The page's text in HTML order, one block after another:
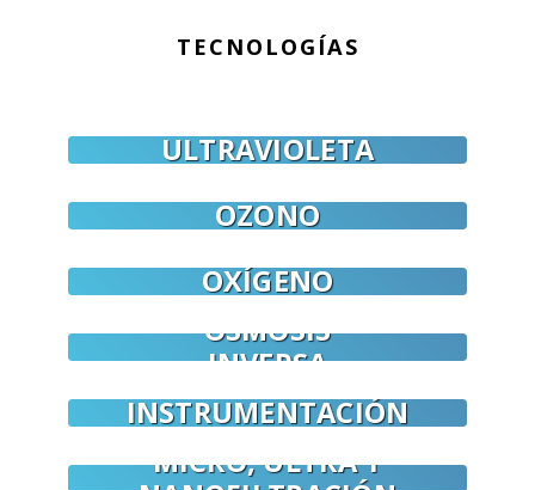
TECNOLOGÍAS
ULTRAVIOLETA
OZONO
OXÍGENO
ÓSMOSIS
INVERSA
INSTRUMENTACIÓN
MICRO, ULTRA Y